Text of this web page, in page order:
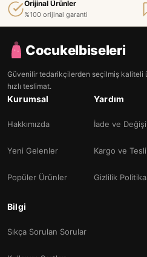
Orijinal Ürünler
%100 orijinal garanti
Cocukelbiseleri
Güvenilir tedarikçilerden seçilmiş kaliteli
hızlı teslimat.
Kurumsal
Hakkımızda
Yeni Gelenler
Popüler Ürünler
Yardım
İade ve
Kargo ve
Gizlilik
Bilgi
Sıkça Sorulan Sorular